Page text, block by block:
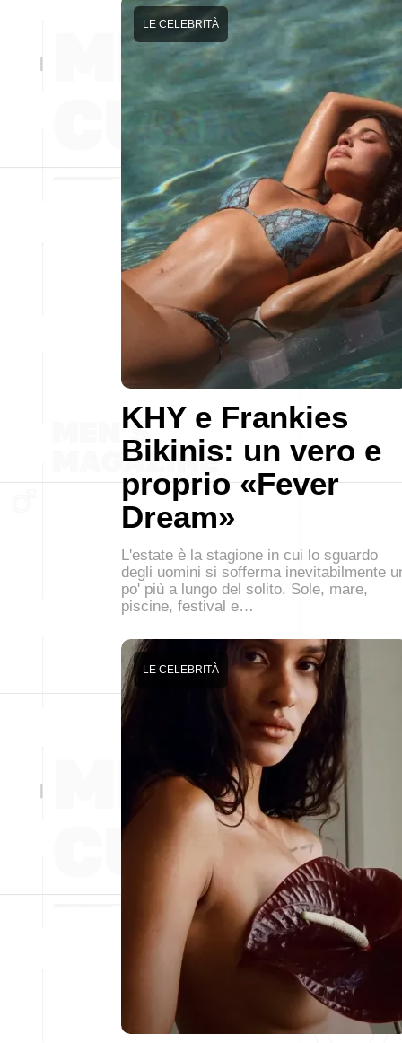
KHY e Frankies
Bikinis: un vero e
proprio «Fever
Dream»
LE CELEBRITÀ
L'estate è la stagione in cui lo sguardo
degli uomini si sofferma inevitabilmente
po' più a lungo del solito. Sole, mare,
piscine, festival e…
LE CELEBRITÀ